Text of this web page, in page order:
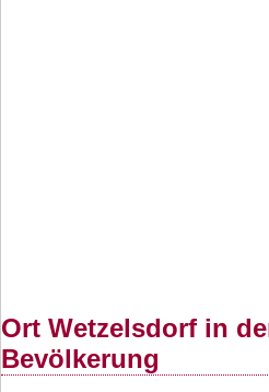
Ort Wetzelsdorf in
Bevölkerung